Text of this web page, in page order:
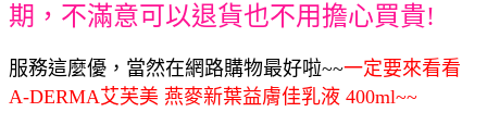
期，不滿意可以退貨也不用擔心買貴!
服務這麼優，當然在網路購物最好啦~~一定要來看看
A-DERMA艾芙美 燕麥新葉益膚佳乳液 400ml~~